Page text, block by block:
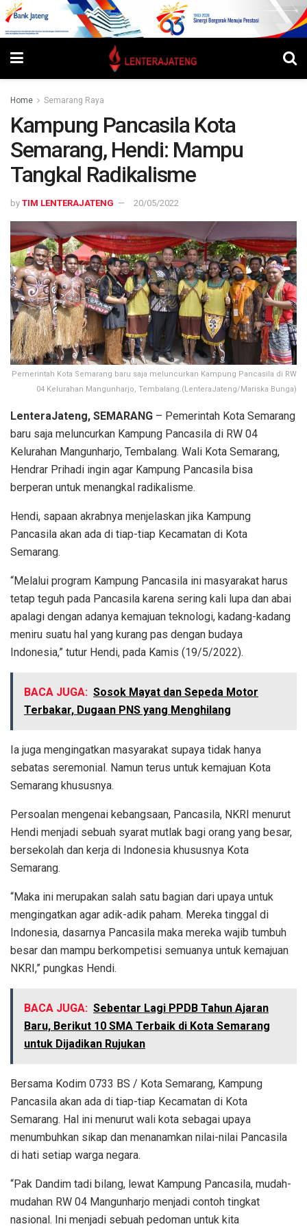
Home Semarang Raya
Kampung Pancasila Kota
Semarang, Hendi: Mampu
Tangkal Radikalisme
by TIM LENTERAJATENG 20/05/2022
Pemerintah Kota Semarang baru saja meluncurkan Kampung Pancasila di RW
04 Kelurahan Mangunharjo, Tembalang.(LenteraJateng/Mariska Bunga)
LenteraJateng, SEMARANG – Pemerintah Kota Semarang
baru saja meluncurkan Kampung Pancasila di RW 04
Kelurahan Mangunharjo, Tembalang. Wali Kota Semarang,
Hendrar Prihadi ingin agar Kampung Pancasila bisa
berperan untuk menangkal radikalisme.
Hendi, sapaan akrabnya menjelaskan jika Kampung
Pancasila akan ada di tiap-tiap Kecamatan di Kota
Semarang.
“Melalui program Kampung Pancasila ini masyarakat harus
tetap teguh pada Pancasila karena sering kali lupa dan abai
apalagi dengan adanya kemajuan teknologi, kadang-kadang
meniru suatu hal yang kurang pas dengan budaya
Indonesia,” tutur Hendi, pada Kamis (19/5/2022).
BACA JUGA: Sosok Mayat dan Sepeda Motor
Terbakar, Dugaan PNS yang Menghilang
Ia juga mengingatkan masyarakat supaya tidak hanya
sebatas seremonial. Namun terus untuk kemajuan Kota
Semarang khususnya.
Persoalan mengenai kebangsaan, Pancasila, NKRI menurut
Hendi menjadi sebuah syarat mutlak bagi orang yang besar,
bersekolah dan kerja di Indonesia khususnya Kota
Semarang.
“Maka ini merupakan salah satu bagian dari upaya untuk
mengingatkan agar adik-adik paham. Mereka tinggal di
Indonesia, dasarnya Pancasila maka mereka wajib tumbuh
besar dan mampu berkompetisi semuanya untuk kemajuan
NKRI,” pungkas Hendi.
BACA JUGA: Sebentar Lagi PPDB Tahun Ajaran
Baru, Berikut 10 SMA Terbaik di Kota Semarang
untuk Dijadikan Rujukan
Bersama Kodim 0733 BS / Kota Semarang, Kampung
Pancasila akan ada di tiap-tiap Kecamatan di Kota
Semarang. Hal ini menurut wali kota sebagai upaya
menumbuhkan sikap dan menanamkan nilai-nilai Pancasila
di hati setiap warga negara.
“Pak Dandim tadi bilang, lewat Kampung Pancasila, mudah-
mudahan RW 04 Mangunharjo menjadi contoh tingkat
nasional. Ini menjadi sebuah pedoman untuk kita